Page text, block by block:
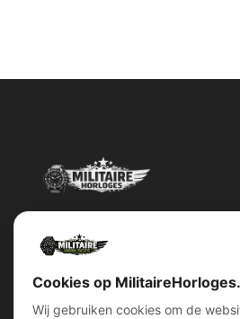
Militairehorloges.nl is de exclusieve
Cookies op
Wij gebruiken cookies om de